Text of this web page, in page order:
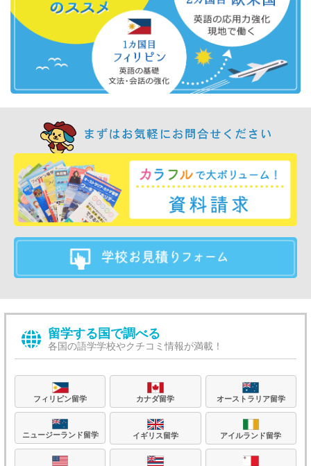
留学する国で調べる
各国の語学学校やクチコミ情報が満載！
フィリピン留学 カナダ留学 オーストラリア留学
ニュージーランド留学 イギリス留学 アイルランド留学